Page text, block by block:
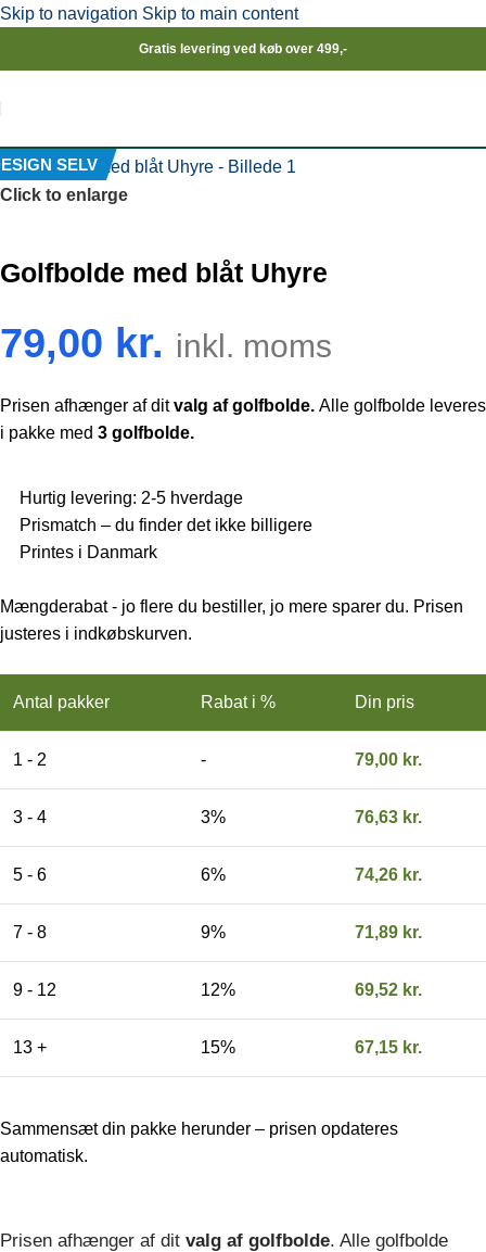
Skip to navigation Skip to main content
Gratis levering ved køb over 499,-
SELV
Click to enlarge
Golfbolde med blåt Uhyre
79,00 kr. inkl. moms
Prisen afhænger af ditvalg af golfbolde. Alle golfbolde leveres
i pakke med 3 golfbolde.
Hurtig levering: 2-5 hverdage
Prismatch – du finder det ikke billigere
Printes i Danmark
Mængderabat - jo flere du bestiller, jo mere sparer du. Prisen
justeres i indkøbskurven.
Antal pakker Rabat i % Din pris
1 - 2 - 79,00 kr.
3 - 4 3% 76,63 kr.
5 - 6 6% 74,26 kr.
7 - 8 9% 71,89 kr.
9 - 12 12% 69,52 kr.
13 + 15% 67,15 kr.
Sammensæt din pakke herunder – prisen opdateres
automatisk.
Prisen afhænger af dit valg af golfbolde. Alle golfbolde